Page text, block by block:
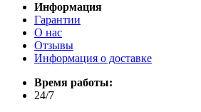
Информация
Гарантии
О нас
Отзывы
Информация о доставке
Время работы:
24/7